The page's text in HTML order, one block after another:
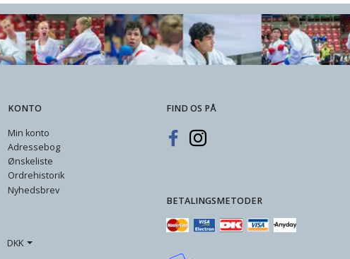
KONTO
Min konto
Adressebog
Ønskeliste
Ordrehistorik
Nyhedsbrev
DKK
FIND OS PÅ
BETALINGSMETODER